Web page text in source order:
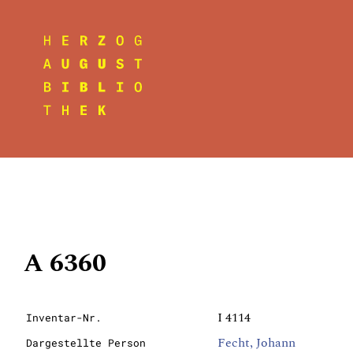
A 6360
Inventar-Nr. I 4114
Dargestellte Person Fecht, Johann